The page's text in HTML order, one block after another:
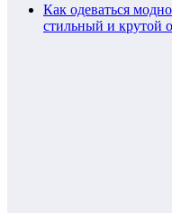
Как одеваться
стильный и крутой